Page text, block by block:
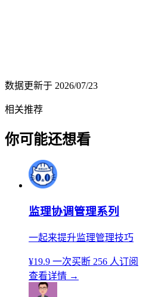
数据更新于 2026/07/23
相关推荐
你可能还想看
监理协调管理系列
一起来提升监理管理技巧
¥19.9 一次买断 256 人订阅
查看详情 →